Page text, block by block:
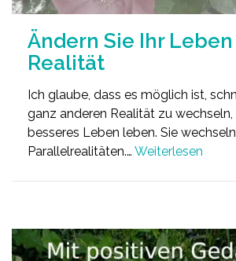
Ändern Sie Ihr
Realität
Ich glaube, dass es möglich ist,
ganz anderen Realität zu
besseres Leben leben. Sie
Parallelrealitäten.… Weiterlesen